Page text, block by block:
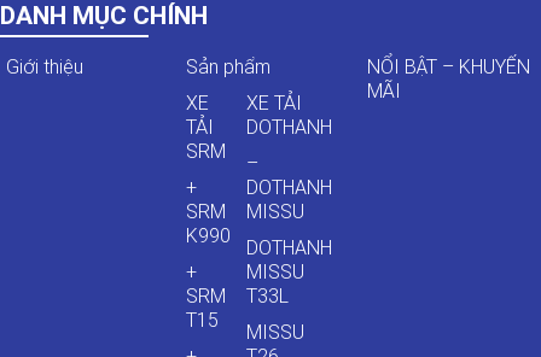
DANH MỤC CHÍNH
Giới thiệu
Sản phẩm
XE
TẢI
SRM
+
SRM
K990
+
SRM
T15
XE TẢI
DOTHANH
–
DOTHANH
MISSU
DOTHANH
MISSU
T33L
MISSU
NỔI BẬT – KHUYẾN
MÃI